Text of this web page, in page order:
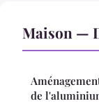
Maison —
de